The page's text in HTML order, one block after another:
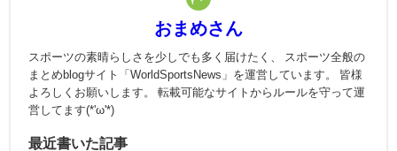
おまめさん
スポーツの素晴らしさを少しでも多く届けたく、 スポーツ全般の
まとめblogサイト「WorldSportsNews」を運営しています。 皆様
よろしくお願いします。 転載可能なサイトからルールを守って運
営してます(*'ω'*)
最近書いた記事